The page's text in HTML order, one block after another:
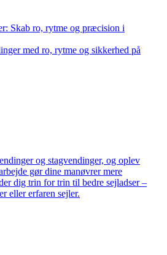
Skab ro, rytme og præcision i
med ro, rytme og sikkerhed på
og stagvendinger, og oplev
gør dine manøvrer mere
dig trin for trin til bedre sejladser –
eller erfaren sejler.